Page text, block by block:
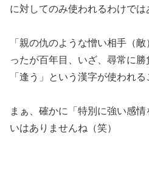
に対してのみ使われるわけでは
「親の仇のような憎い相手（
ったが百年目、いざ、尋常に
「逢う」という漢字が使われる
まぁ、確かに「特別に強い感
いはありませんね（笑）